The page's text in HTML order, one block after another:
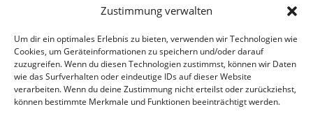
Zustimmung verwalten
Um dir ein optimales Erlebnis zu bieten, verwenden wir Technologien wie
Cookies, um Geräteinformationen zu speichern und/oder darauf
zuzugreifen. Wenn du diesen Technologien zustimmst, können wir Daten
wie das Surfverhalten oder eindeutige IDs auf dieser Website
verarbeiten. Wenn du deine Zustimmung nicht erteilst oder zurückziehst,
können bestimmte Merkmale und Funktionen beeinträchtigt werden.
vernünftigen und ausgewogenen Vorschlägen zu